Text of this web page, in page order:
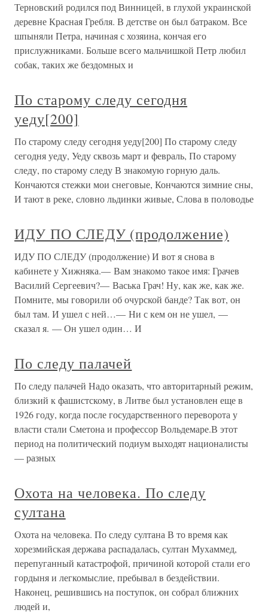
Терновский родился под Винницей, в глухой украинской
деревне Красная Гребля. В детстве он был батраком. Все
шпыняли Петра, начиная с хозяина, кончая его
прислужниками. Больше всего мальчишкой Петр любил
собак, таких же бездомных и
По старому следу сегодня
уеду[200]
По старому следу сегодня уеду[200] По старому следу
сегодня уеду, Уеду сквозь март и февраль, По старому
следу, по старому следу В знакомую горную даль.
Кончаются стежки мои снеговые, Кончаются зимние сны,
И тают в реке, словно льдинки живые, Слова в половодье
ИДУ ПО СЛЕДУ (продолжение)
ИДУ ПО СЛЕДУ (продолжение) И вот я снова в
кабинете у Хижняка.— Вам знакомо такое имя: Грачев
Василий Сергеевич?— Васька Грач! Ну, как же, как же.
Помните, мы говорили об очурской банде? Так вот, он
был там. И ушел с ней…— Ни с кем он не ушел, —
сказал я. — Он ушел один… И
По следу палачей
По следу палачей Надо оказать, что авторитарный режим,
близкий к фашистскому, в Литве был установлен еще в
1926 году, когда после государственного переворота у
власти стали Сметона и профессор Вольдемаре.В этот
период на политический подиум выходят националисты
— разных
Охота на человека. По следу
султана
Охота на человека. По следу султана В то время как
хорезмийская держава распадалась, султан Мухаммед,
перепуганный катастрофой, причиной которой стали его
гордыня и легкомыслие, пребывал в бездействии.
Наконец, решившись на поступок, он собрал ближних
людей и,